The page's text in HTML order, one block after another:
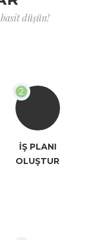
düşün!
İŞ PLANI
OLUŞTUR